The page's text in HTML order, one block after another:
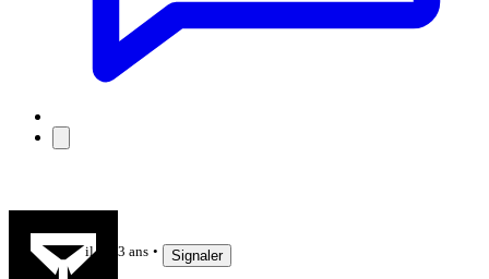
il y a 3 ans Signaler